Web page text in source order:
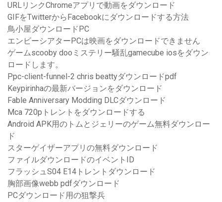
URLリンクChromeアプリで動画をダウンロード
GIFをTwitterからFacebookにダウンロードする方法
鳥小屋ダウンロードPC
エンビーシアターPCは映画をダウンロードできません
ゲームscooby dooミステリー騒乱gamecube iosをダウン
ロードします。
Ppc-client-funnel-2 chris beattyダウンロードpdf
Keypirinhaの最新バージョンをダウンロード
Fable Anniversary Modding DLC​​ダウンロード
Mca 720pトレントをダウンロードする
Android APK用のトムとジェリーのゲーム無料ダウンロー
ド
スターゲイザーアプリの無料ダウンロード
ファイルダウンロードのイベントID
フラッシュS04 E14トレントダウンロード
胸部画像webb pdfダウンロード
PCダウンロード用の狙撃兵